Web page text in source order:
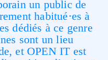
un public de
habitué·es à
dédiés à ce genre
sont un lieu
et OPEN IT est